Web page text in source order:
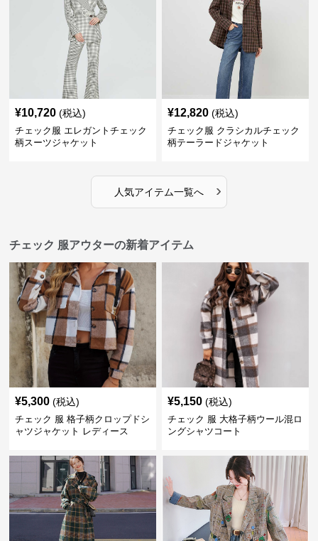
¥10,720 (税込)
チェック服 エレガントチェック
柄スーツジャケット
¥12,820 (税込)
チェック服 クラシカルチェック
柄テーラードジャケット
人気アイテム一覧へ ›
チェック 服アウターの新着アイテム
¥5,300 (税込)
チェック 服 格子柄クロップドシ
ャツジャケット レディース
¥5,150 (税込)
チェック 服 大格子柄ウール混ロ
ングシャツコート